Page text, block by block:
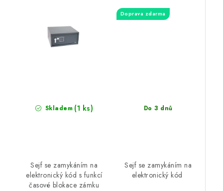
Skladem (1 ks)
Sejf se zamykáním na
elektronický kód s funkcí
časové blokace zámku
Doprava zdarma
Do 3 dnů
Sejf se zamykáním na
elektronický kód